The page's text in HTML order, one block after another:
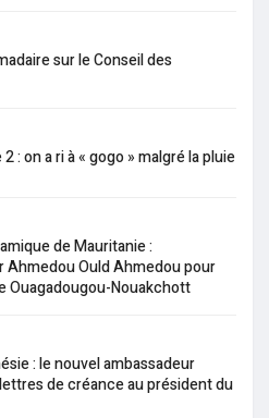
sur le Conseil des
: on a ri à « gogo » malgré la pluie
de Mauritanie :
Ahmedou Ould Ahmedou pour
Ouagadougou-Nouakchott
: le nouvel ambassadeur
de créance au président du